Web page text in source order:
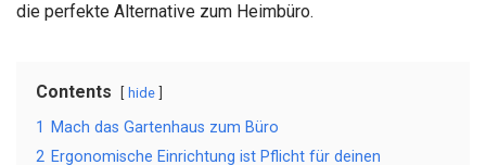
die perfekte Alternative zum Heimbüro.
Contents hide
1
Mach das Gartenhaus zum Büro
2 Ergonomische Einrichtung ist Pflicht für deinen